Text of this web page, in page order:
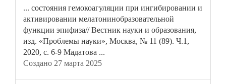
... состояния гемокоагуляции при ингибировании и
активировании мелатонинобразовательной
функции эпифиза// Вестник науки и образования,
изд. «Проблемы науки», Москва, № 11 (89). Ч.1,
2020, с. 6-9 Мадатова ...
Создано 27 марта 2025